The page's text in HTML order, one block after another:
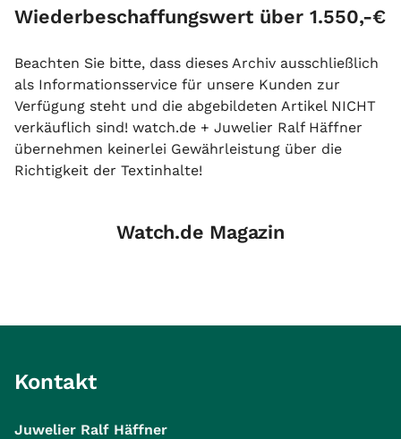
Wiederbeschaffungswert über 1.550,-€
Beachten Sie bitte, dass dieses Archiv ausschließlich
als Informationsservice für unsere Kunden zur
Verfügung steht und die abgebildeten Artikel NICHT
verkäuflich sind! watch.de + Juwelier Ralf Häffner
übernehmen keinerlei Gewährleistung über die
Richtigkeit der Textinhalte!
Watch.de Magazin
Kontakt
Juwelier Ralf Häffner